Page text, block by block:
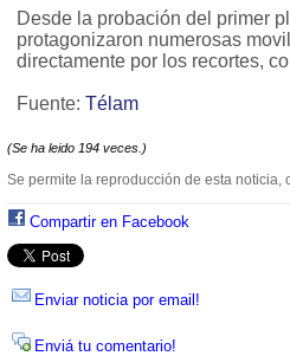
Desde la probación del primer
protagonizaron numerosas
directamente por los recortes,
Fuente: Télam
(Se ha leido 194 veces.)
Se permite la reproducción de esta noticia,
Compartir en Facebook
Enviar noticia por email!
Enviá tu comentario!